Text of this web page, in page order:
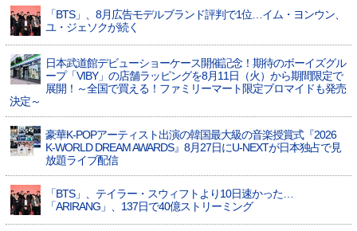
「BTS」、8月広告モデルブランド評判で1位…イム・ヨンウン、
ユ・ジェソクが続く
日本武道館デビューショーケース開催記念！期待のボーイズグル
ープ「VIBY」の店舗ラッピングを8月11日（火）から期間限定で
展開！～全国で買える！ファミリーマート限定ブロマイドも発売
決定～
豪華K-POPアーティスト出演の韓国最大級の音楽授賞式『2026
K-WORLD DREAM AWARDS』8月27日にU-NEXTが日本独占で見
放題ライブ配信
「BTS」、テイラー・スウィフトより10日速かった…
「ARIRANG」、137日で40億ストリーミング